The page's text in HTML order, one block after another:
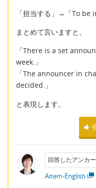
「担当する」→「To be
まとめて言いますと、
「There is a set
week.」
「The announcer in
decided.」
と表現します。
回答したアンカ
Aitem-English